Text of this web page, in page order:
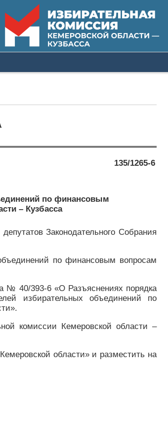
135/1265-6
по финансовым
– Кузбасса
Законодательного Собрания
по финансовым вопросам
№ 40/393-6 «О Разъяснениях порядка
избирательных объединений по
комиссии Кемеровской области –
области» и разместить на